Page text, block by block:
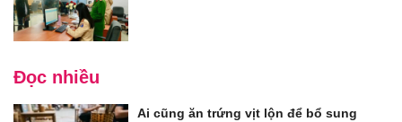
Đọc nhiều
Ai cũng ăn trứng vịt lộn để bổ sung